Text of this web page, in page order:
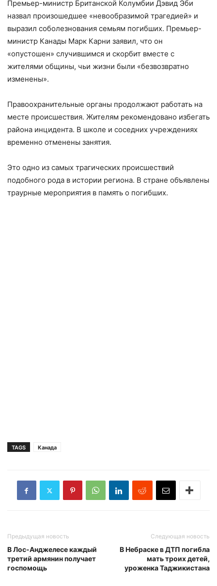
Премьер-министр Британской Колумбии Дэвид Эби
назвал произошедшее «невообразимой трагедией» и
выразил соболезнования семьям погибших. Премьер-
министр Канады Марк Карни заявил, что он
«опустошен» случившимся и скорбит вместе с
жителями общины, чьи жизни были «безвозвратно
изменены».
Правоохранительные органы продолжают работать на
месте происшествия. Жителям рекомендовано избегать
района инцидента. В школе и соседних учреждениях
временно отменены занятия.
Это одно из самых трагических происшествий
подобного рода в истории региона. В стране объявлены
траурные мероприятия в память о погибших.
TAGS Канада
Предыдущая новость
В Лос-Анджелесе каждый
третий армянин получает
госпомощь
Следующая новость
В Небраске в ДТП погибла
мать троих детей,
уроженка Таджикистана